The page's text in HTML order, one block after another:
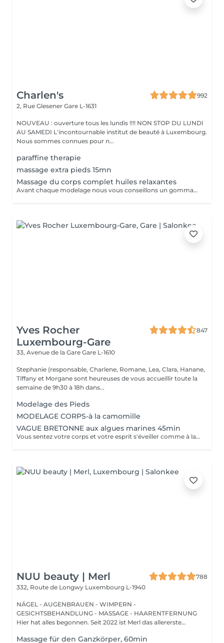
Charlen's
992
2, Rue Glesener Gare L-1631
NOUVEAU : ouverture tous les lundis !!!! NON STOP DU LUNDI
AU SAMEDI L'incontournable institut de beauté à Luxembourg.
Nous sommes connues pour n...
paraffine therapie
massage extra pieds 15mn
Massage du corps complet huiles relaxantes
Avant chaque modelage nous vous conseillons un gommage du corps peau de velours qui rendra votre peau toute douce. Le modelage est réalise par des personnes diplômées
Yves Rocher
Luxembourg-Gare
847
33, Avenue de la Gare Gare L-1610
Stephanie (responsable, Charlene, Romane, Lea, Clara, Hanane,
Tiffany et Morgane sont heureuses de vous accueillir toute la
semaine de 9h30 à 18h dans...
Modelage des Pieds
MODELAGE CORPS-à la camomille
VAGUE BRETONNE aux algues marines 45min
Vous sentez votre corps et votre esprit s'éveiller comme à la suite d'un bain dans l'OCEAN. Vous vous sentez légère et revitalisée. Vos jambes retrouvent leur tonicité et leur confort.
NUU beauty | Merl
788
332, Route de Longwy Luxembourg L-1940
NÄGEL - AUGENBRAUEN - WIMPERN -
GESICHTSBEHANDLUNG - MASSAGE - HAARENTFERNUNG
Hier hat alles begonnen. Seit 2022 ist Merl das allererste
Massage für den Ganzkörper, 60min